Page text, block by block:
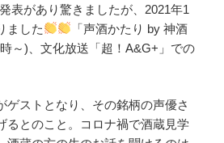
表があり驚きましたが、2021年1
ました
「声酒かたり by 神酒
～)、文化放送「超！A&G+」での
ゲストとなり、その銘柄の声優さ
るとのこと。コロナ禍で酒蔵見学